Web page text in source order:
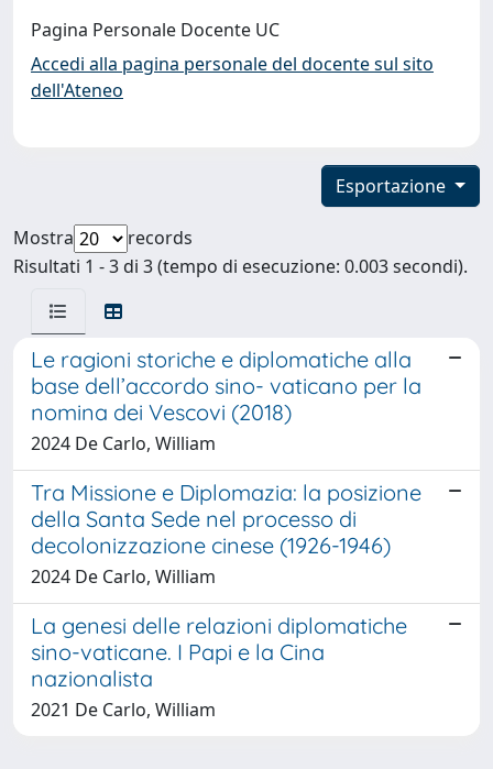
Pagina Personale Docente UC
Accedi alla pagina personale del docente sul sito
dell'Ateneo
Esportazione
Mostra
records
Risultati 1 - 3 di 3 (tempo di esecuzione: 0.003 secondi).
Le ragioni storiche e diplomatiche alla
base dell’accordo sino- vaticano per la
nomina dei Vescovi (2018)
2024 De Carlo, William
Tra Missione e Diplomazia: la posizione
della Santa Sede nel processo di
decolonizzazione cinese (1926-1946)
2024 De Carlo, William
La genesi delle relazioni diplomatiche
sino-vaticane. I Papi e la Cina
nazionalista
2021 De Carlo, William